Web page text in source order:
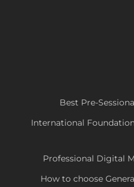
Best Pre-
International
Professional Digital
How to choose